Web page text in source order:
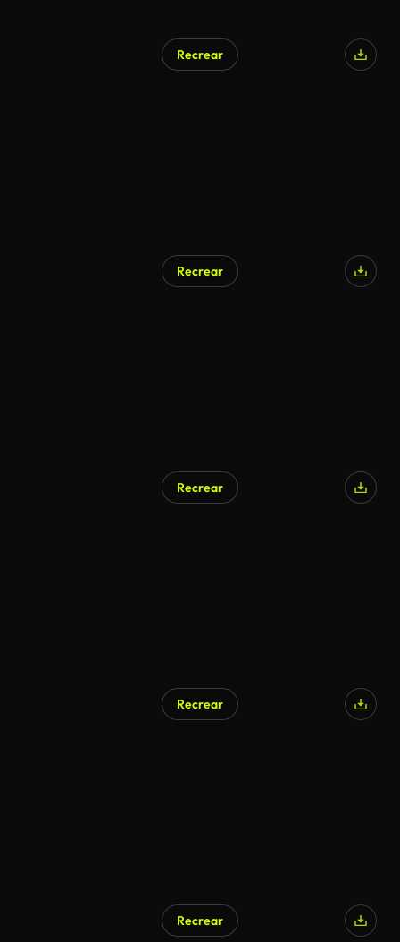
Recrear
Recrear
Recrear
Recrear
Recrear